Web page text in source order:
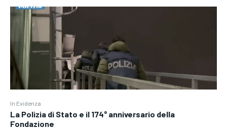
In Evidenza
La Polizia di Stato e il 174° anniversario della
Fondazione